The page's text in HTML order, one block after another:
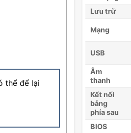
thể để lại
Lưu trữ
Mạng
USB
Âm
thanh
Kết nối
bảng
phía sau
BIOS